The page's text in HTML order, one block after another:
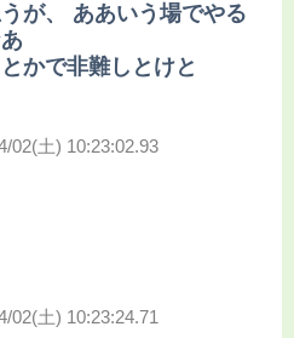
が、 ああいう場でやる
かで非難しとけと
02(土) 10:23:02.93
02(土) 10:23:24.71